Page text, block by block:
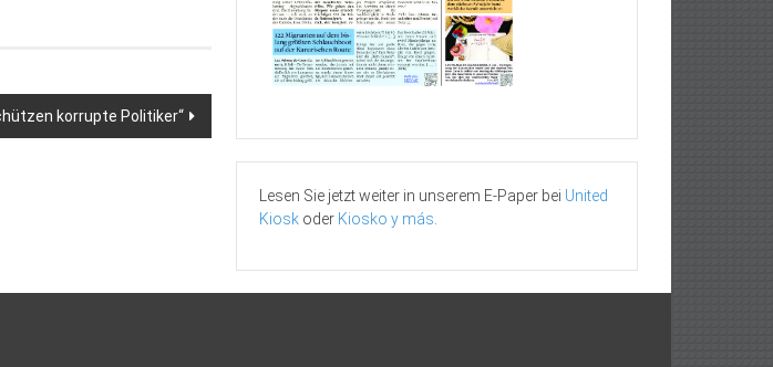
korrupte Politiker“
Lesen Sie jetzt weiter in unserem E-Paper bei United
Kiosk oder Kiosko y más